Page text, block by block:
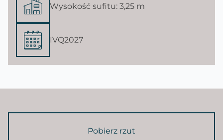
Wysokość sufitu: 3,25 m
IVQ2027
Pobierz rzut